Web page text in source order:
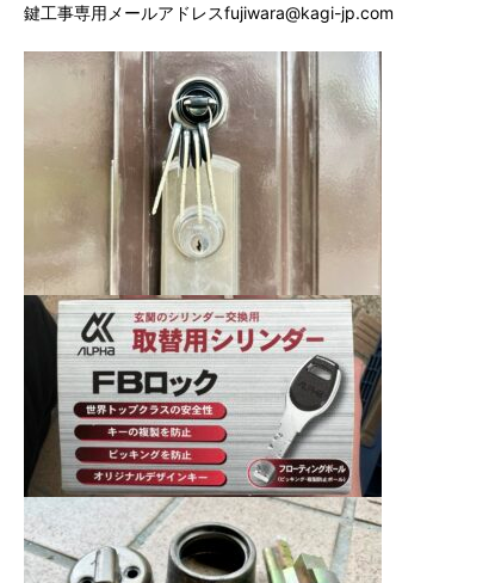
鍵工事専用メールアドレスfujiwara@kagi-jp.com